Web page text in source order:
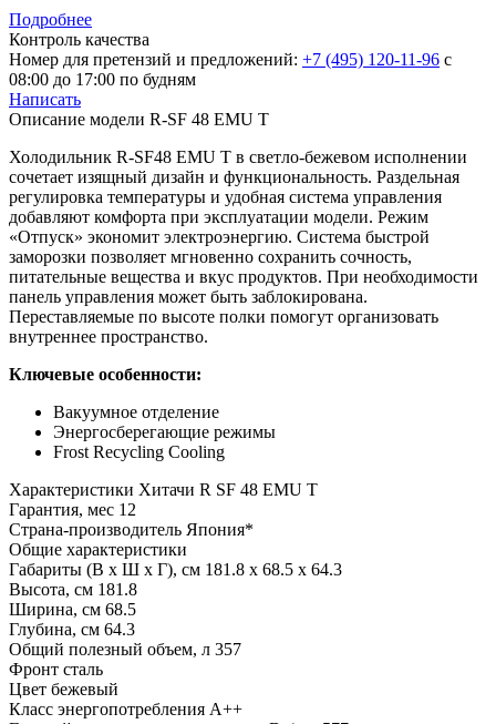
Подробнее
Контроль качества
Номер для претензий и предложений: +7 (495) 120-11-96 с
08:00 до 17:00 по будням
Написать
Описание модели R-SF 48 EMU T
Холодильник R-SF48 EMU T в светло-бежевом исполнении
сочетает изящный дизайн и функциональность. Раздельная
регулировка температуры и удобная система управления
добавляют комфорта при эксплуатации модели. Режим
«Отпуск» экономит электроэнергию. Система быстрой
заморозки позволяет мгновенно сохранить сочность,
питательные вещества и вкус продуктов. При необходимости
панель управления может быть заблокирована.
Переставляемые по высоте полки помогут организовать
внутреннее пространство.
Ключевые особенности:
Вакуумное отделение
Энергосберегающие режимы
Frost Recycling Cooling
Характеристики Хитачи R SF 48 EMU T
Гарантия, мес 12
Страна-производитель Япония*
Общие характеристики
Габариты (В х Ш х Г), см 181.8 х 68.5 х 64.3
Высота, см 181.8
Ширина, см 68.5
Глубина, см 64.3
Общий полезный объем, л 357
Фронт сталь
Цвет бежевый
Класс энергопотребления A++